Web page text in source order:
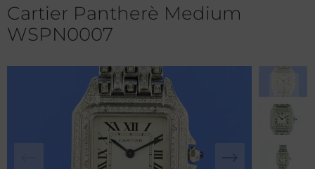
Cartier Pantherè Medium
WSPN0007
& Mercier
Söhnle